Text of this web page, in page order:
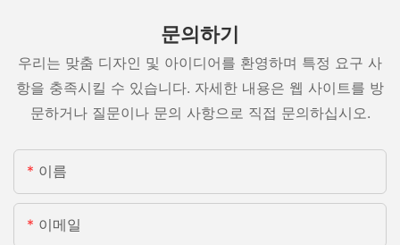
문의하기
우리는 맞춤 디자인 및 아이디어를 환영하며 특정 요구 사
항을 충족시킬 수 있습니다. 자세한 내용은 웹 사이트를 방
문하거나 질문이나 문의 사항으로 직접 문의하십시오.
이름
이메일